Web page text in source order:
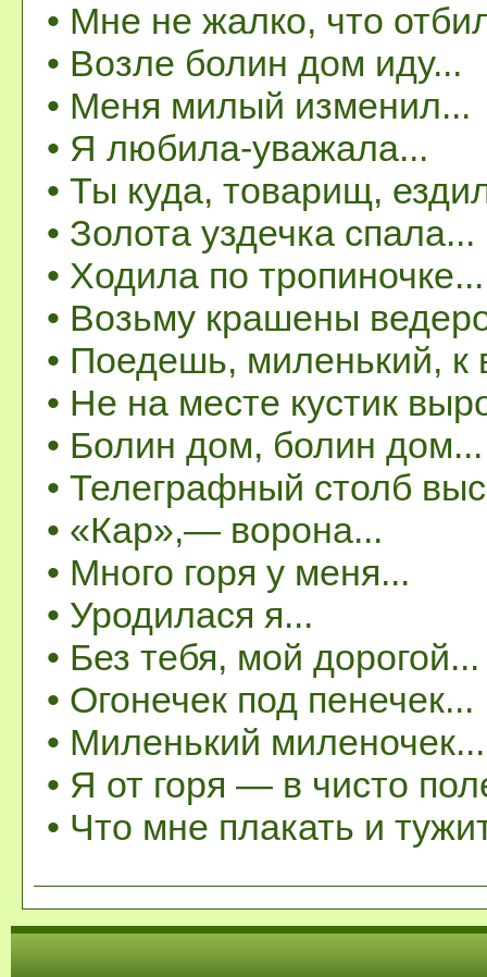
• Мне не жалко, что
• Возле болин дом иду...
• Меня милый изменил...
• Я любила-уважала...
• Ты куда, товарищ,
• Золота уздечка спала...
• Ходила по тропиночке...
• Возьму крашены
• Поедешь, миленький, к
• Не на месте кустик
• Болин дом, болин дом...
• Телеграфный столб
• «Кар»,— ворона...
• Много горя у меня...
• Уродилася я...
• Без тебя, мой дорогой...
• Огонечек под пенечек...
• Миленький миленочек...
• Я от горя — в чисто
• Что мне плакать и